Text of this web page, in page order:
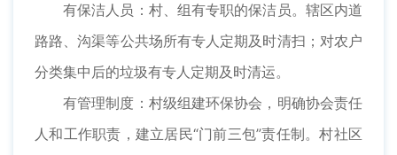
有保洁人员：村、组有专职的保洁员。辖区内道
路路、沟渠等公共场所有专人定期及时清扫；对农户
分类集中后的垃圾有专人定期及时清运。
有管理制度：村级组建环保协会，明确协会责任
人和工作职责，建立居民“门前三包”责任制。村社区